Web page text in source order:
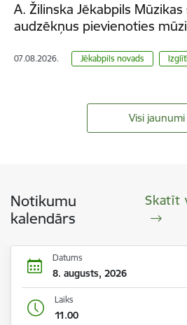
A. Žilinska Jēkabpils Mūzikas
audzēkņus pievienoties
07.08.2026. Jēkabpils novads
Visi jaunumi
Notikumu
kalendārs
Skatīt
Datums
8. augusts, 2026
Laiks
11.00